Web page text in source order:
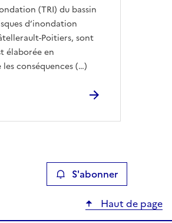
(TRI) du bassin
d’inondation
Poitiers, sont
élaborée en
conséquences (…)
S'abonner
Haut de page